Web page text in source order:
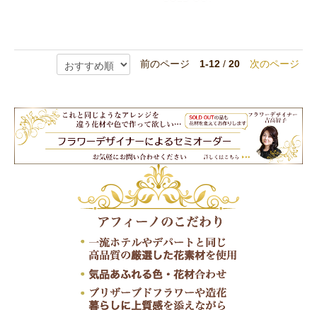
前のページ 1-12 / 20 次のページ